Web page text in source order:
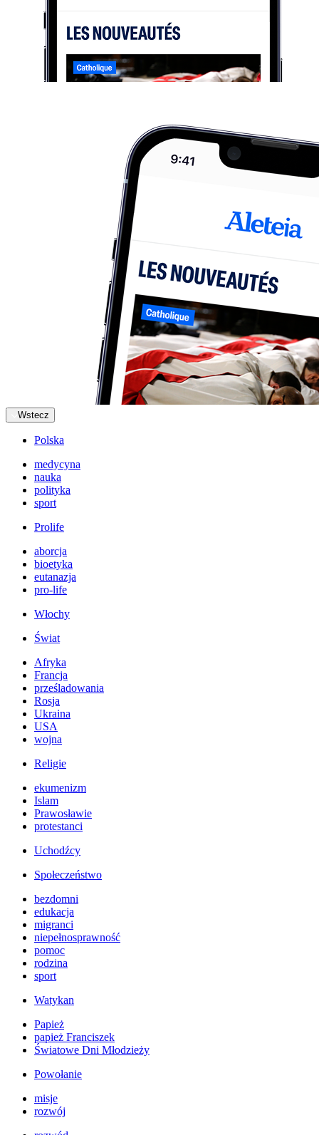
Wstecz
Polska
medycyna
nauka
polityka
sport
Prolife
aborcja
bioetyka
eutanazja
pro-life
Włochy
Świat
Afryka
Francja
prześladowania
Rosja
Ukraina
USA
wojna
Religie
ekumenizm
Islam
Prawosławie
protestanci
Uchodźcy
Społeczeństwo
bezdomni
edukacja
migranci
niepełnosprawność
pomoc
rodzina
sport
Watykan
Papież
papież Franciszek
Światowe Dni Młodzieży
Powołanie
misje
rozwój